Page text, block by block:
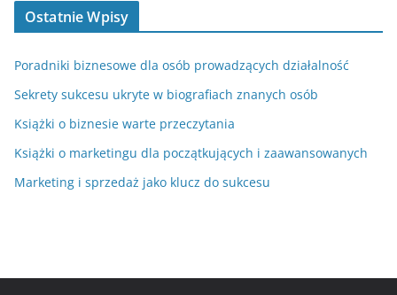
Ostatnie Wpisy
Poradniki biznesowe dla osób prowadzących działalność
Sekrety sukcesu ukryte w biografiach znanych osób
Książki o biznesie warte przeczytania
Książki o marketingu dla początkujących i zaawansowanych
Marketing i sprzedaż jako klucz do sukcesu